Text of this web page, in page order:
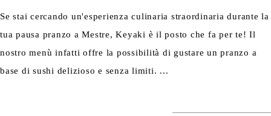
Se stai cercando un'esperienza culinaria straordinaria durante la
tua pausa pranzo a Mestre, Keyaki è il posto che fa per te! Il
nostro menù infatti offre la possibilità di gustare un pranzo a
base di sushi delizioso e senza limiti.